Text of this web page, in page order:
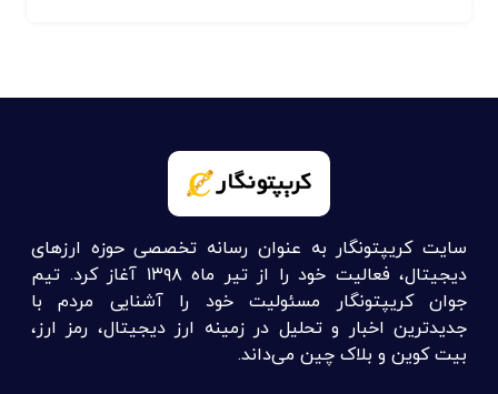
سایت کریپتونگار به عنوان رسانه تخصصی حوزه ارزهای
دیجیتال، فعالیت خود را از تیر ماه ۱۳۹۸ آغاز کرد. تیم
جوان کریپتونگار مسئولیت خود را آشنایی مردم با
جدیدترین اخبار و تحلیل در زمینه ارز دیجیتال، رمز ارز،
بیت کوین و بلاک چین می‌داند.